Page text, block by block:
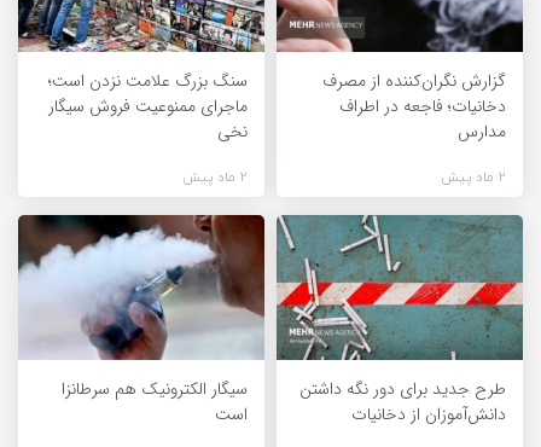
گزارش نگران‌کننده از مصرف
دخانیات؛ فاجعه در اطراف
مدارس
2 ماه پیش
سنگ بزرگ علامت نزدن است؛
ماجرای ممنوعیت فروش سیگار
نخی
2 ماه پیش
طرح جدید برای دور نگه داشتن
دانش‌آموزان از دخانیات
سیگار الکترونیک هم سرطانزا
است